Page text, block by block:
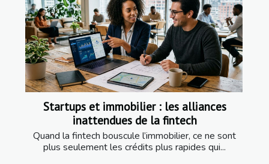
Startups et immobilier : les alliances
inattendues de la fintech
Quand la fintech bouscule l’immobilier, ce ne sont
plus seulement les crédits plus rapides qui...